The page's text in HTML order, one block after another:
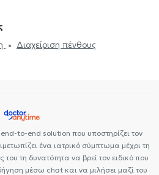
Διαχείριση πένθους
to-end solution που υποστηρίζει τον
ένα ιατρικό σύμπτωμα μέχρι τη
του τη δυνατότητα να βρεί τον ειδικό που
μέσω chat και να μιλήσει μαζί του